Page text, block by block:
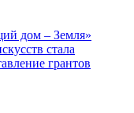
дом – Земля»
стала
грантов